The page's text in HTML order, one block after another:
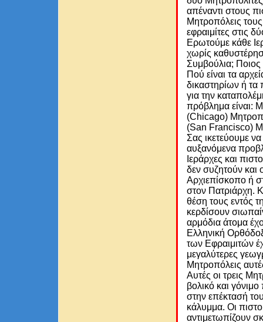
απέναντι στους
Μητροπόλεις
εφραιμίτες στις
Ερωτούμε κάθε
χωρίς
Συμβούλια; Ποιος
Πού είναι τα
δικαστηρίων ή τα
για την
πρόβλημα είναι:
(Chicago)
(San Francisco)
Σας ικετεύουμε να
αυξανόμενα
Ιεράρχες και
δεν συζητούν και
Αρχιεπίσκοπο ή
στον Πατριάρχη.
θέση τους εντός
κερδίσουν
αρμόδια άτομα
Ελληνική
των Εφραιμιτών
μεγαλύτερες
Μητροπόλεις
Αυτές οι τρεις
βολικό και
στην επέκτασή
κάλυμμα. Οι
αντιμετωπίζουν